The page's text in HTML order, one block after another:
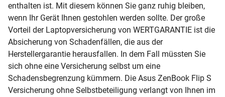
enthalten ist. Mit diesem können Sie ganz ruhig bleiben,
wenn Ihr Gerät Ihnen gestohlen werden sollte. Der große
Vorteil der Laptopversicherung von WERTGARANTIE ist die
Absicherung von Schadenfällen, die aus der
Herstellergarantie herausfallen. In dem Fall müssten Sie
sich ohne eine Versicherung selbst um eine
Schadensbegrenzung kümmern. Die Asus ZenBook Flip S
Versicherung ohne Selbstbeteiligung verlangt von Ihnen im